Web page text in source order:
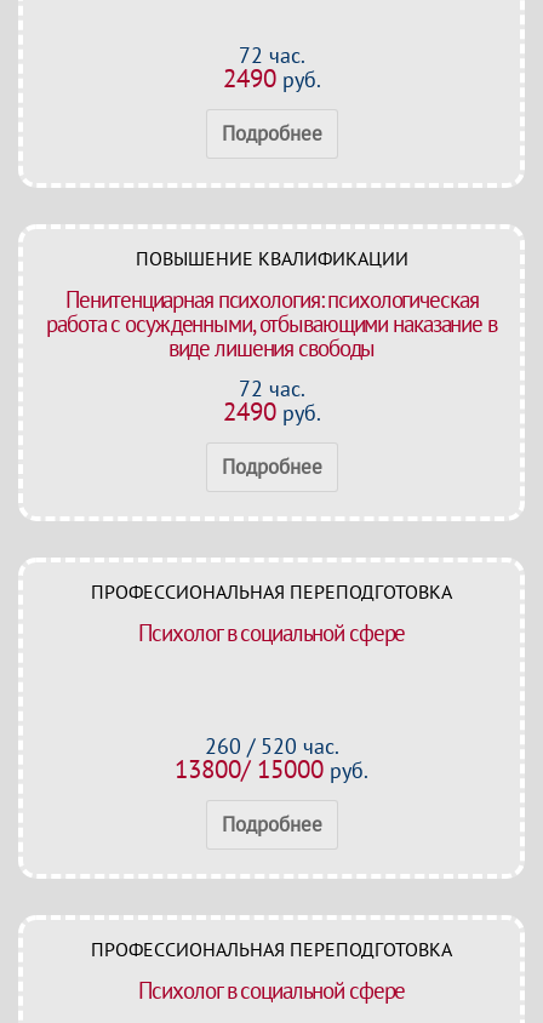
72 час.
2490руб.
Подробнее
ПОВЫШЕНИЕ КВАЛИФИКАЦИИ
Пенитенциарная психология: психологическая
работа с осужденными, отбывающими наказание в
виде лишения свободы
72 час.
2490руб.
Подробнее
ПРОФЕССИОНАЛЬНАЯ ПЕРЕПОДГОТОВКА
Психолог в социальной сфере
260 / 520 час.
13800/ 15000 руб.
Подробнее
ПРОФЕССИОНАЛЬНАЯ ПЕРЕПОДГОТОВКА
Психолог в социальной сфере